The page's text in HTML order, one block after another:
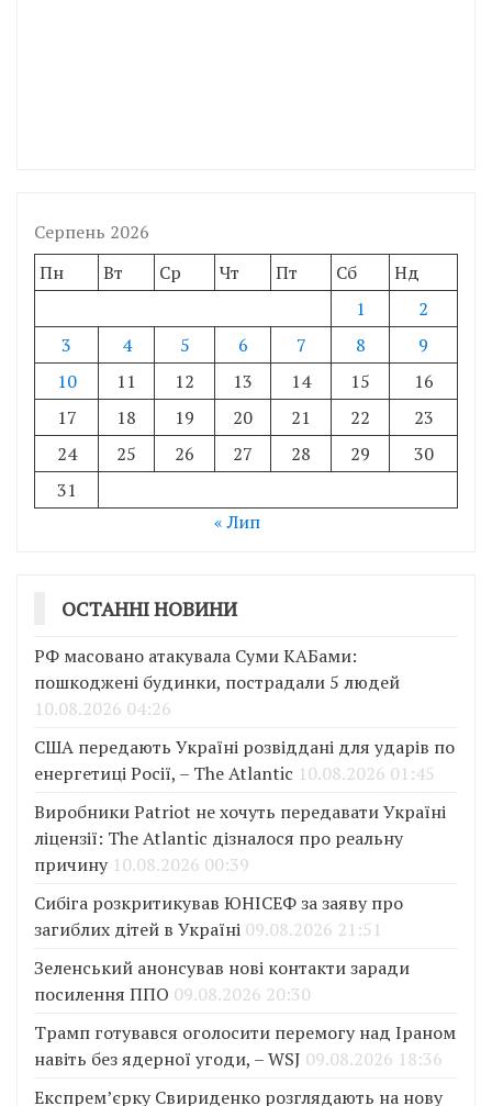
Серпень 2026
Пн
Вт Ср Чт Пт Сб
Нд
1
2
3
4 5 6 7 8
9
10
11 12 13 14 15
16
17
18 19 20 21 22
23
24
25 26 27 28 29
30
31
« Лип
ОСТАННІ НОВИНИ
РФ масовано атакувала Суми КАБами:
пошкоджені будинки, пострадали 5 людей
10.08.2026 04:26
США передають Україні розвіддані для ударів по
енергетиці Росії, – The Atlantic 10.08.2026 01:45
Виробники Patriot не хочуть передавати Україні
ліцензії: The Atlantic дізналося про реальну
причину 10.08.2026 00:39
Сибіга розкритикував ЮНІСЕФ за заяву про
загиблих дітей в Україні 09.08.2026 21:51
Зеленський анонсував нові контакти заради
посилення ППО 09.08.2026 20:30
Трамп готувався оголосити перемогу над Іраном
навіть без ядерної угоди, – WSJ 09.08.2026 18:36
Експрем’єрку Свириденко розглядають на нову